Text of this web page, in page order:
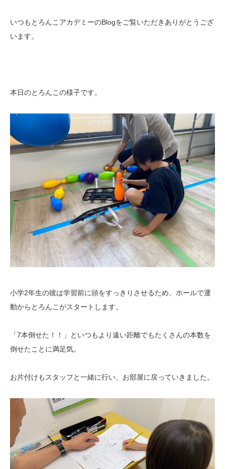
いつもとろんこアカデミーのBlogをご覧いただきありがとうござ
います。
本日のとろんこの様子です。
小学2年生の彼は学習前に頭をすっきりさせるため、ホールで運
動からとろんこがスタートします。
「7本倒せた！！」といつもより遠い距離でもたくさんの本数を
倒せたことに満足気。
お片付けもスタッフと一緒に行い、お部屋に戻っていきました。